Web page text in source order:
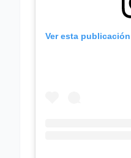
Ver esta